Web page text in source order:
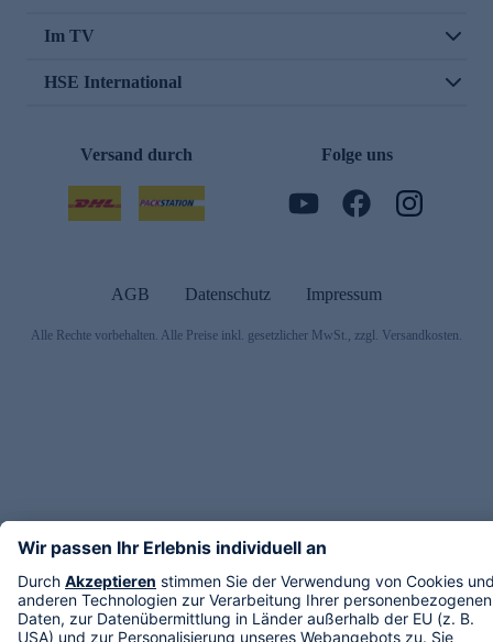
Im TV
HSE International
Versand durch Folge uns
AGB Datenschutz Impressum
Alle Rechte vorbehalten. Alle Preise inkl. gesetzlicher MwSt., zzgl. Versandkosten.